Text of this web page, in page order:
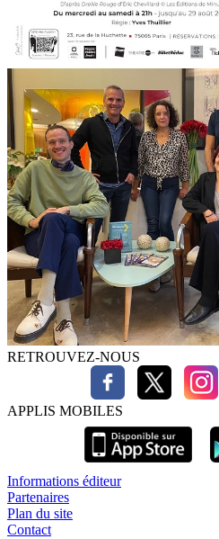
RETROUVEZ-NOUS
APPLIS MOBILES
Informations éditeur
Partenaires
Plan du site
Contact